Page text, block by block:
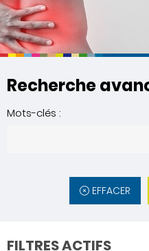
Recherche
Mots-clés :
EFFACER
FILTRES ACTIFS